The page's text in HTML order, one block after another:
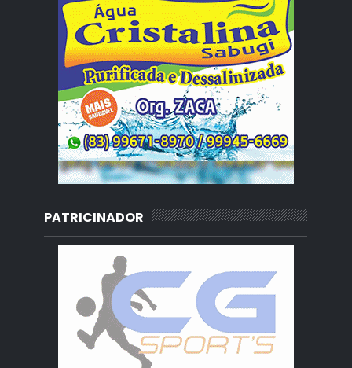
PATRICINADOR